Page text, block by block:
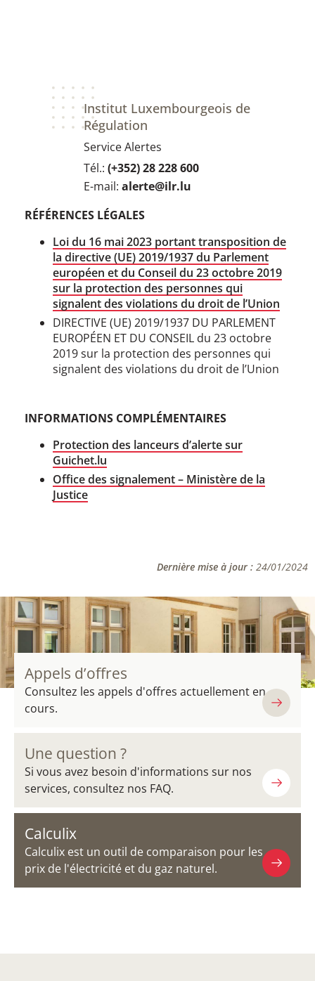
Institut Luxembourgeois de
Régulation
Service Alertes
Tél.: (+352) 28 228 600
E-mail: alerte@ilr.lu
RÉFÉRENCES LÉGALES
Loi du 16 mai 2023 portant transposition de
la directive (UE) 2019/1937 du Parlement
européen et du Conseil du 23 octobre 2019
sur la protection des personnes qui
signalent des violations du droit de l’Union
DIRECTIVE (UE) 2019/1937 DU PARLEMENT
EUROPÉEN ET DU CONSEIL du 23 octobre
2019 sur la protection des personnes qui
signalent des violations du droit de l’Union
INFORMATIONS COMPLÉMENTAIRES
Protection des lanceurs d’alerte sur
Guichet.lu
Office des signalement – Ministère de la
Justice
Dernière mise à jour : 24/01/2024
Appels d’offres
Consultez les appels d'offres actuellement en
cours.
Une question ?
Si vous avez besoin d'informations sur nos
services, consultez nos FAQ.
Calculix
Calculix est un outil de comparaison pour les
prix de l'électricité et du gaz naturel.